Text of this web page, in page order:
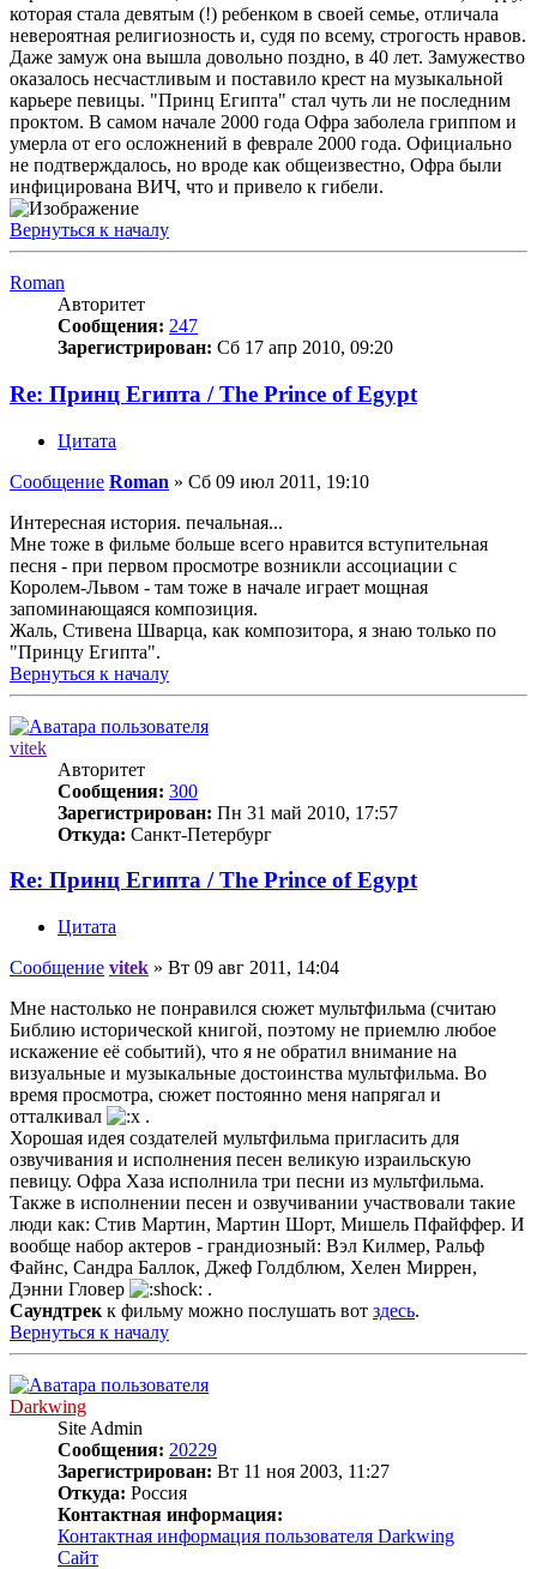
которая стала девятым (!) ребенком в своей семье, отличала
невероятная религиозность и, судя по всему, строгость нравов.
Даже замуж она вышла довольно поздно, в 40 лет. Замужество
оказалось несчастливым и поставило крест на музыкальной
карьере певицы. "Принц Египта" стал чуть ли не последним
проктом. В самом начале 2000 года Офра заболела гриппом и
умерла от его осложнений в феврале 2000 года. Официально
не подтверждалось, но вроде как общеизвестно, Офра были
инфицирована ВИЧ, что и привело к гибели.
Вернуться к началу
Roman
Авторитет
Сообщения: 247
Зарегистрирован: Сб 17 апр 2010, 09:20
Re: Принц Египта / The Prince of Egypt
Цитата
Сообщение Roman » Сб 09 июл 2011, 19:10
Интересная история. печальная...
Мне тоже в фильме больше всего нравится вступительная
песня - при первом просмотре возникли ассоциации с
Королем-Львом - там тоже в начале играет мощная
запоминающаяся композиция.
Жаль, Стивена Шварца, как композитора, я знаю только по
"Принцу Египта".
Вернуться к началу
vitek
Авторитет
Сообщения: 300
Зарегистрирован: Пн 31 май 2010, 17:57
Откуда: Санкт-Петербург
Re: Принц Египта / The Prince of Egypt
Цитата
Сообщение vitek » Вт 09 авг 2011, 14:04
Мне настолько не понравился сюжет мультфильма (считаю
Библию исторической книгой, поэтому не приемлю любое
искажение её событий), что я не обратил внимание на
визуальные и музыкальные достоинства мультфильма. Во
время просмотра, сюжет постоянно меня напрягал и
отталкивал
.
Хорошая идея создателей мультфильма пригласить для
озвучивания и исполнения песен великую израильскую
певицу. Офра Хаза исполнила три песни из мультфильма.
Также в исполнении песен и озвучивании участвовали такие
люди как: Стив Мартин, Мартин Шорт, Мишель Пфайффер. И
вообще набор актеров - грандиозный: Вэл Килмер, Ральф
Файнс, Cандра Баллок, Джеф Голдблюм, Хелен Миррен,
Дэнни Гловер
.
Саундтрек к фильму можно послушать вот здесь.
Вернуться к началу
Darkwing
Site Admin
Сообщения: 20229
Зарегистрирован: Вт 11 ноя 2003, 11:27
Откуда: Россия
Контактная информация:
Контактная информация пользователя Darkwing
Сайт